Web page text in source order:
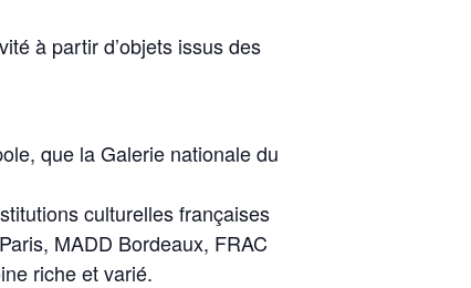
à partir d’objets issus des
que la Galerie nationale du
culturelles françaises
MADD Bordeaux, FRAC
riche et varié.